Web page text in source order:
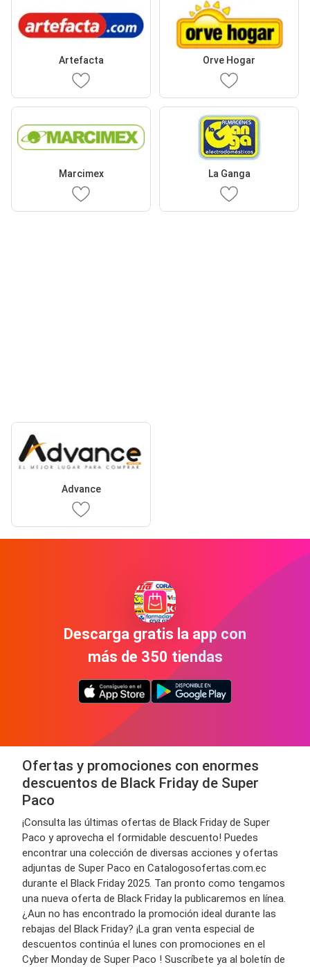
Artefacta Orve Hogar
Marcimex La Ganga
Advance
Descarga gratis la app con
más de 350 tiendas
Ofertas y promociones con enormes
descuentos de Black Friday de Super
Paco
¡Consulta las últimas ofertas de Black Friday de Super
Paco y aprovecha el formidable descuento! Puedes
encontrar una colección de diversas acciones y ofertas
adjuntas de Super Paco en Catalogosofertas.com.ec
durante el Black Friday 2025. Tan pronto como tengamos
una nueva oferta de Black Friday la publicaremos en línea.
¿Aun no has encontrado la promoción ideal durante las
rebajas del Black Friday? ¡La gran venta especial de
descuentos continúa el lunes con promociones en el
Cyber Monday de Super Paco ! Suscríbete ya al boletín de